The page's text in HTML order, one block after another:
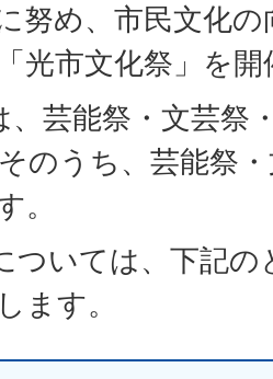
努め、市民文化
光市文化祭」を
、芸能祭・文芸祭
のうち、芸能祭
。
ついては、下記
ます。